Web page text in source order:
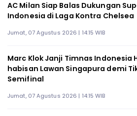
AC Milan Siap Balas Dukungan
Indonesia di Laga Kontra Chelsea
Jumat, 07 Agustus 2026 | 14:15 WIB
Marc Klok Janji Timnas Indonesia
habisan Lawan Singapura demi
Semifinal
Jumat, 07 Agustus 2026 | 14:15 WIB